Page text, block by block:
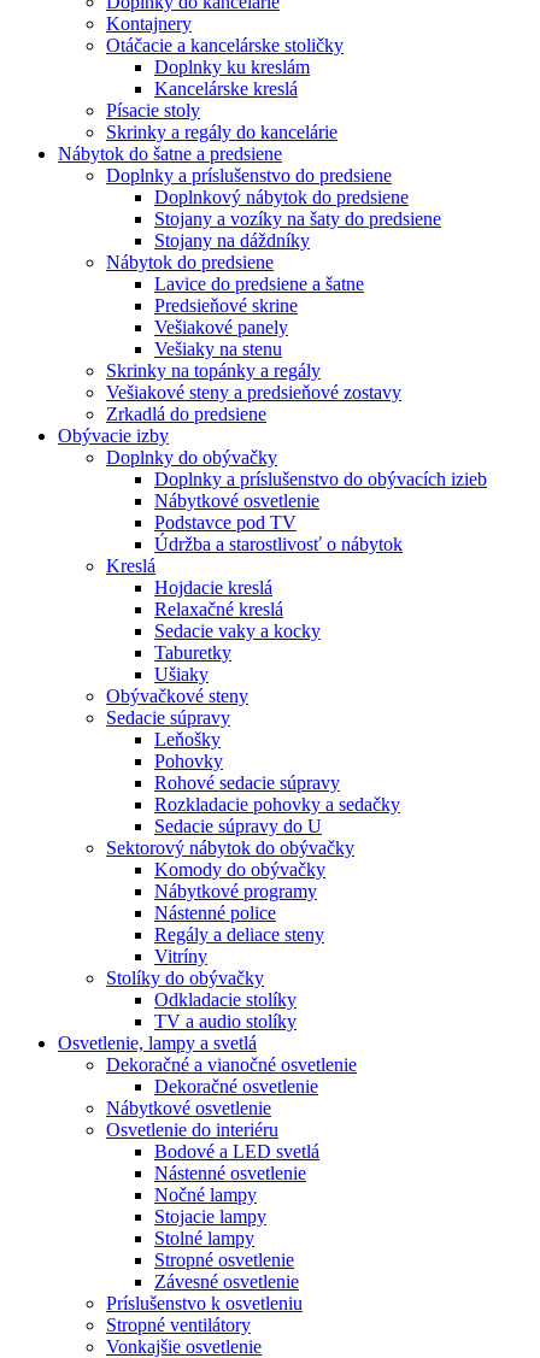
Kontajnery
Otáčacie a kancelárske stoličky
Doplnky ku kreslám
Kancelárske kreslá
Písacie stoly
Skrinky a regály do kancelárie
Nábytok do šatne a predsiene
Doplnky a príslušenstvo do predsiene
Doplnkový nábytok do predsiene
Stojany a vozíky na šaty do predsiene
Stojany na dáždníky
Nábytok do predsiene
Lavice do predsiene a šatne
Predsieňové skrine
Vešiakové panely
Vešiaky na stenu
Skrinky na topánky a regály
Vešiakové steny a predsieňové zostavy
Zrkadlá do predsiene
Obývacie izby
Doplnky do obývačky
Doplnky a príslušenstvo do obývacích izieb
Nábytkové osvetlenie
Podstavce pod TV
Údržba a starostlivosť o nábytok
Kreslá
Hojdacie kreslá
Relaxačné kreslá
Sedacie vaky a kocky
Taburetky
Ušiaky
Obývačkové steny
Sedacie súpravy
Leňošky
Pohovky
Rohové sedacie súpravy
Rozkladacie pohovky a sedačky
Sedacie súpravy do U
Sektorový nábytok do obývačky
Komody do obývačky
Nábytkové programy
Nástenné police
Regály a deliace steny
Vitríny
Stolíky do obývačky
Odkladacie stolíky
TV a audio stolíky
Osvetlenie, lampy a svetlá
Dekoračné a vianočné osvetlenie
Dekoračné osvetlenie
Nábytkové osvetlenie
Osvetlenie do interiéru
Bodové a LED svetlá
Nástenné osvetlenie
Nočné lampy
Stojacie lampy
Stolné lampy
Stropné osvetlenie
Závesné osvetlenie
Príslušenstvo k osvetleniu
Stropné ventilátory
Vonkajšie osvetlenie